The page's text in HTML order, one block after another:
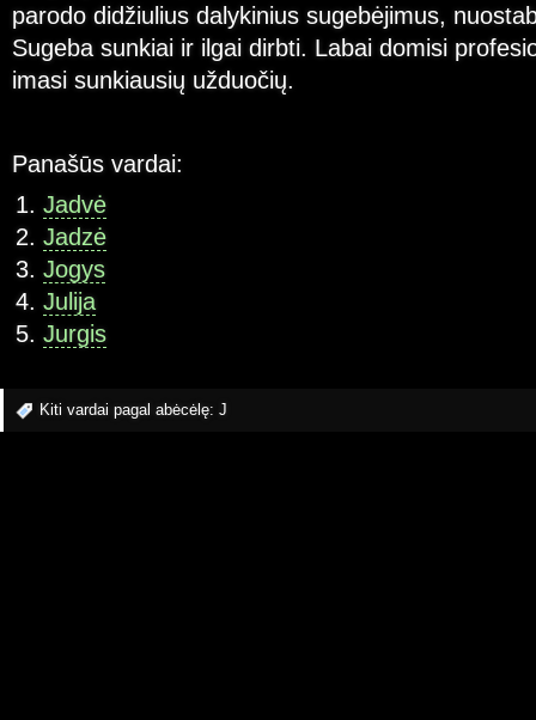
parodo didžiulius dalykinius sugebėjimus,
Sugeba sunkiai ir ilgai dirbti. Labai domisi
imasi sunkiausių užduočių.
Panašūs vardai:
Jadvė
Jadzė
Jogys
Julija
Jurgis
Kiti vardai pagal abėcėlę: J